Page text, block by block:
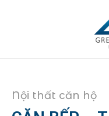
Nội thất căn hộ